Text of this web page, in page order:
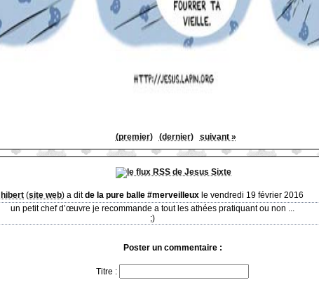
(premier) (dernier) suivant »
hibert (site web) a ditde la pure balle #merveilleux le vendredi 19 février 2016
un petit chef d’œuvre je recommande a tout les athées pratiquant ou non ...
;)
Poster un commentaire :
Titre :